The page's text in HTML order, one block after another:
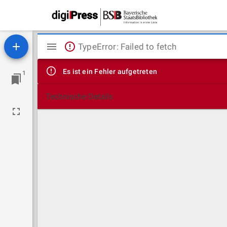
1
Mirador
Viewer
TypeError: Failed to fetch
Es ist ein Fehler aufgetreten
Technische Details